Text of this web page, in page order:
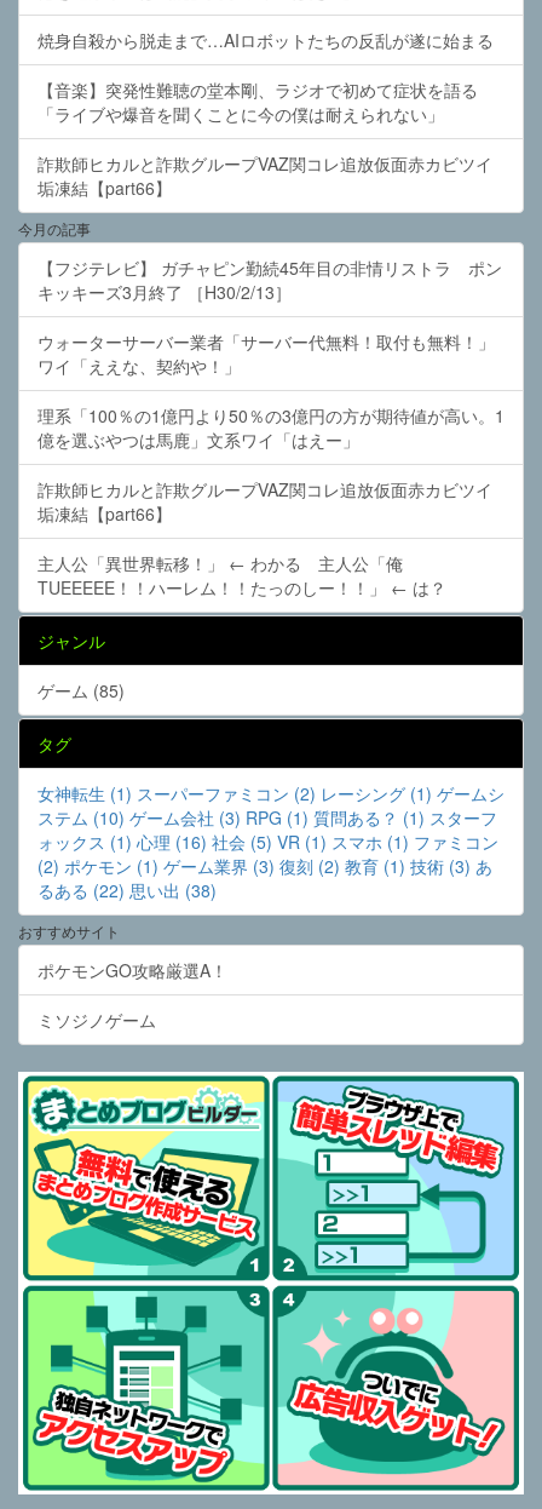
焼身自殺から脱走まで…AIロボットたちの反乱が遂に始まる
【音楽】突発性難聴の堂本剛、ラジオで初めて症状を語る
「ライブや爆音を聞くことに今の僕は耐えられない」
詐欺師ヒカルと詐欺グループVAZ関コレ追放仮面赤カビツイ
垢凍結【part66】
今月の記事
【フジテレビ】 ガチャピン勤続45年目の非情リストラ ポン
キッキーズ3月終了 ［H30/2/13］
ウォーターサーバー業者「サーバー代無料！取付も無料！」
ワイ「ええな、契約や！」
理系「100％の1億円より50％の3億円の方が期待値が高い。1
億を選ぶやつは馬鹿」文系ワイ「はえー」
詐欺師ヒカルと詐欺グループVAZ関コレ追放仮面赤カビツイ
垢凍結【part66】
主人公「異世界転移！」 ← わかる 主人公「俺
TUEEEEE！！ハーレム！！たっのしー！！」 ← は？
ジャンル
ゲーム (85)
タグ
女神転生 (1) スーパーファミコン (2) レーシング (1) ゲームシ
ステム (10) ゲーム会社 (3) RPG (1) 質問ある？ (1) スターフ
ォックス (1) 心理 (16) 社会 (5) VR (1) スマホ (1) ファミコン
(2) ポケモン (1) ゲーム業界 (3) 復刻 (2) 教育 (1) 技術 (3) あ
るある (22) 思い出 (38)
おすすめサイト
ポケモンGO攻略厳選A！
ミソジノゲーム